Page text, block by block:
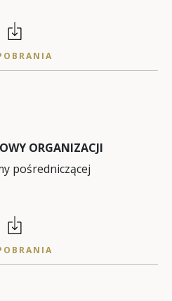
ORGANIZACJI
pośredniczącej